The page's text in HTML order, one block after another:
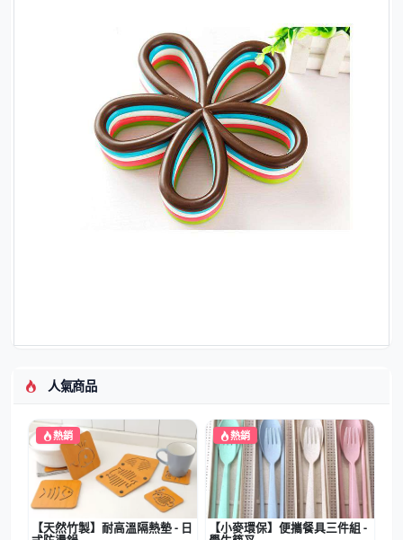
人氣商品
熱銷
【天然竹製】耐高溫隔熱墊 - 日
熱銷
【小麥環保】便攜餐具三件組 -